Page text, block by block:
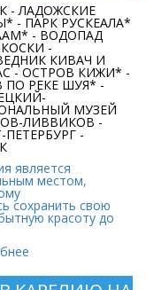
- ЛАДОЖСКИЕ
- ПАРК РУСКЕАЛА*
- ВОДОПАД
-
КИВАЧ И
- ОСТРОВ КИЖИ* -
ПО РЕКЕ ШУЯ* -
МУЗЕЙ
ЛИВВИКОВ -
ПЕТЕРБУРГ -
является
местом,
сохранить свою
красоту до